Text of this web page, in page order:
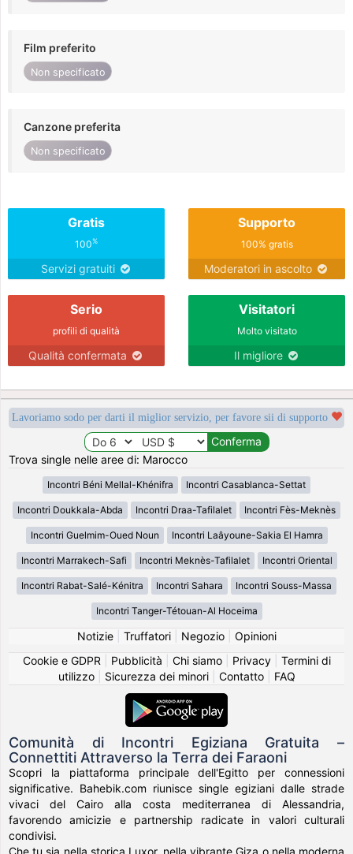
Film preferito
Non specificato
Canzone preferita
Non specificato
Gratis
100%
Servizi gratuiti
Supporto
100% gratis
Moderatori in ascolto
Serio
profili di qualità
Qualità confermata
Visitatori
Molto visitato
Il migliore
Lavoriamo sodo per darti il miglior servizio, per favore sii di supporto
Trova single nelle aree di: Marocco
Incontri Béni Mellal-Khénifra Incontri Casablanca-Settat
Incontri Doukkala-Abda Incontri Draa-Tafilalet Incontri Fès-Meknès
Incontri Guelmim-Oued Noun Incontri Laâyoune-Sakia El Hamra
Incontri Marrakech-Safi Incontri Meknès-Tafilalet Incontri Oriental
Incontri Rabat-Salé-Kénitra Incontri Sahara Incontri Souss-Massa
Incontri Tanger-Tétouan-Al Hoceima
Notizie| Truffatori| Negozio| Opinioni
Cookie e GDPR
Pubblicità Chi siamo| Privacy| Termini di
utilizzo| Sicurezza dei minori| Contatto| FAQ
Comunità di Incontri Egiziana Gratuita –
Connettiti Attraverso la Terra dei Faraoni
Scopri la piattaforma principale dell'Egitto per connessioni
significative. Bahebik.com riunisce single egiziani dalle strade
vivaci del Cairo alla costa mediterranea di Alessandria,
favorendo amicizie e partnership radicate in valori culturali
condivisi.
Che tu sia nella storica Luxor, nella vibrante Giza o nella moderna